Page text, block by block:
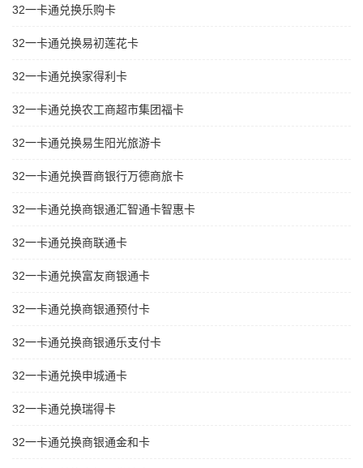
32一卡通兑换乐购卡
32一卡通兑换易初莲花卡
32一卡通兑换家得利卡
32一卡通兑换农工商超市集团福卡
32一卡通兑换易生阳光旅游卡
32一卡通兑换晋商银行万德商旅卡
32一卡通兑换商银通汇智通卡智惠卡
32一卡通兑换商联通卡
32一卡通兑换富友商银通卡
32一卡通兑换商银通预付卡
32一卡通兑换商银通乐支付卡
32一卡通兑换申城通卡
32一卡通兑换瑞得卡
32一卡通兑换商银通金和卡